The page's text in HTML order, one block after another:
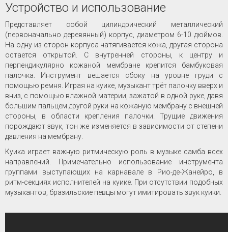
Устройство и использование
Представляет собой цилиндрический металлический
(первоначально деревянный) корпус, диаметром 6-10 дюймов.
На одну из сторон корпуса натягивается кожа, другая сторона
остается открытой. С внутренней стороны, к центру и
перпендикулярно кожаной мембране крепится бамбуковая
палочка. Инструмент вешается сбоку на уровне груди с
помощью ремня. Играя на куике, музыкант трёт палочку вверх и
вниз, с помощью влажной материи, зажатой в одной руке, давя
большим пальцем другой руки на кожаную мембрану с внешней
стороны, в области крепления палочки. Трущие движения
порождают звук, тон же изменяется в зависимости от степени
давления на мембрану.
Куика играет важную ритмическую роль в музыке самба всех
направлений. Примечательно использование инструмента
группами выступающих на карнавале в Рио-де-Жанейро, в
ритм-секциях исполнителей на куике. При отсутствии подобных
музыкантов, бразильские певцы могут имитировать звук куики.